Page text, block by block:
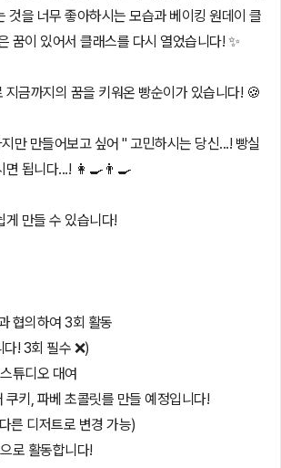
것을 너무 좋아하시는 모습과 베이킹 원데이 클
꿈이 있어서 클래스를 다시 열었습니다! ✨️
지금까지의 꿈을 키워온 빵순이가 있습니다! 🍪
만 만들어보고 싶어 " 고민하시는 당신...! 빵실
면 됩니다...! 👩‍🍳👨‍🍳
게 만들 수 있습니다!
협의하여 3회 활동
! 3회 필수 ❌️)
튜디오 대여
키, 파베 초콜릿를 만들 예정입니다!
른 디저트로 변경 가능)
로 활동합니다!